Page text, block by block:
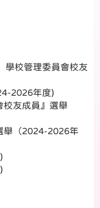
學校管理委員會校友
2026年度)
校友成員』選舉
舉（2024-2026年